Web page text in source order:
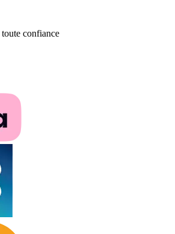
confiance